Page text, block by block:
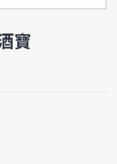
寶